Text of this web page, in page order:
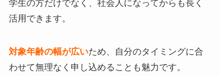
学生の方だけでなく、社会人になってからも長く
活用できます。
対象年齢の幅が広いため、自分のタイミングに合
わせて無理なく申し込めることも魅力です。